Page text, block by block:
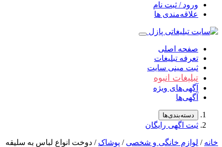
ورود / ثبت نام
علاقه‌مندی ها
صفحه اصلی
تعرفه تبلیغات
ثبت مینی سایت
تبلیغات انبوه
آگهی‌های ویژه
آگهی‌ها
دسته‌بندی‌ها
ثبت اگهی رایگان
/لوازم خانگی و شخصی/پوشاک/ دوخت انواع لباس به سلیقه